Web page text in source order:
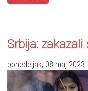
Srbija:
ponedeljak, 08 maj 2023